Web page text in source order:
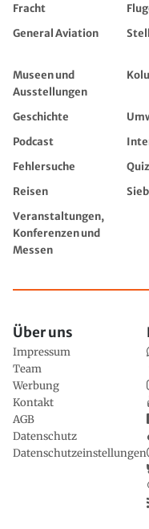
Fracht
General Aviation
Museen und
Ausstellungen
Geschichte
Podcast
Fehlersuche
Quiz
Reisen
Veranstaltungen,
Konferenzen und
Messen
Über uns
Impressum
Team
Werbung
Kontakt
AGB
Datenschutz
Datenschutzeinstellungen